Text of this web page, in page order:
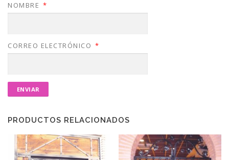
NOMBRE *
CORREO ELECTRÓNICO *
PRODUCTOS RELACIONADOS